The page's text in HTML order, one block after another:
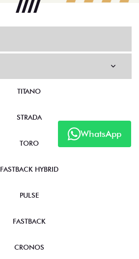
WhatsApp
TITANO
STRADA
TORO
FASTBACK HYBRID
PULSE
FASTBACK
CRONOS